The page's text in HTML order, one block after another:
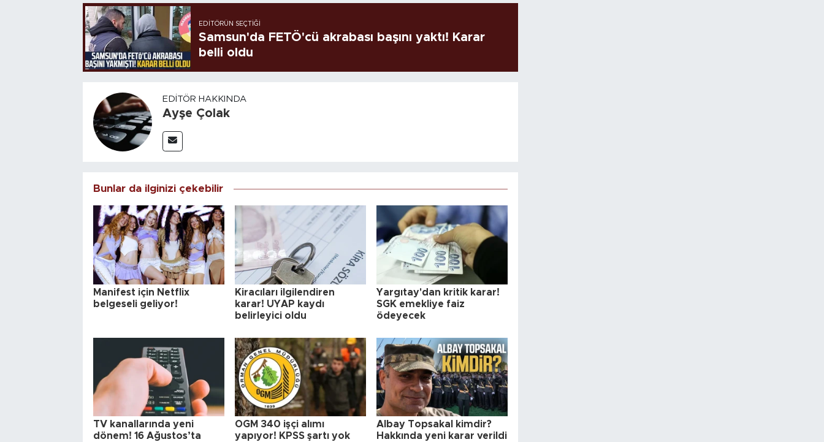
EDITÖRÜN SEÇTIĞI
Samsun'da FETÖ'cü akrabası başını yaktı! Karar
belli oldu
EDITÖR HAKKINDA
Ayşe Çolak
Bunlar da ilginizi çekebilir
Manifest için Netflix
belgeseli geliyor!
Kiracıları ilgilendiren
karar! UYAP kaydı
belirleyici oldu
Yargıtay'dan kritik karar!
SGK emekliye faiz
ödeyecek
TV kanallarında yeni
dönem! 16 Ağustos’ta
OGM 340 işçi alımı
yapıyor! KPSS şartı yok
Albay Topsakal kimdir?
Hakkında yeni karar verildi